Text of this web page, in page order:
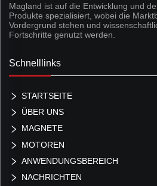
Magland ist auf die Entwicklung und
Produkte spezialisiert, wobei die
Vordergrund stehen und
Fortschritte genutzt werden.
Schnelllinks
STARTSEITE
ÜBER UNS
MAGNETE
MOTOREN
ANWENDUNGSBEREICH
NACHRICHTEN